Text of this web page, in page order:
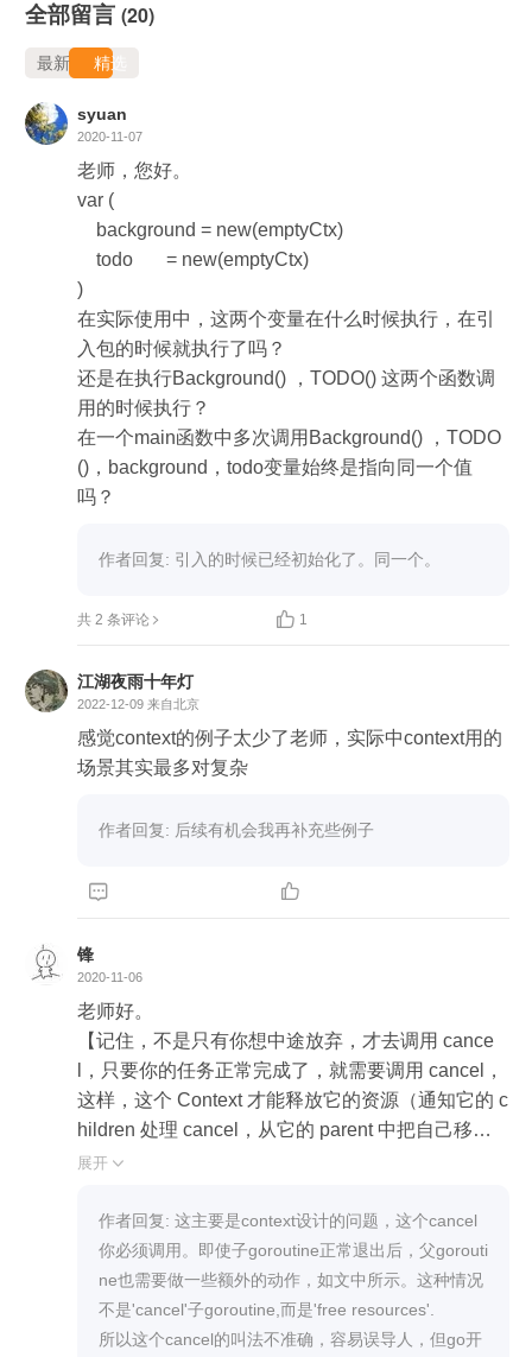
全部留言 (20)
最新 精选
syuan
2020-11-07
老师，您好。
var (
    background = new(emptyCtx)
    todo       = new(emptyCtx)
)
在实际使用中，这两个变量在什么时候执行，在引
入包的时候就执行了吗？
还是在执行Background() ，TODO() 这两个函数调
用的时候执行？
在一个main函数中多次调用Background() ，TODO
()，background，todo变量始终是指向同一个值
吗？
作者回复: 引入的时候已经初始化了。同一个。
共 2 条评论  1
江湖夜雨十年灯
2022-12-09 来自北京
感觉context的例子太少了老师，实际中context用的
场景其实最多对复杂
作者回复: 后续有机会我再补充些例子
 
锋
2020-11-06
老师好。
【记住，不是只有你想中途放弃，才去调用 cance
l，只要你的任务正常完成了，就需要调用 cancel，
这样，这个 Context 才能释放它的资源（通知它的 c
hildren 处理 cancel，从它的 parent 中把自己移
除，甚至释放相关的 goroutine】
解，正常父主动cancel基本都属于中断操作。但是
老师讲到要正常退出的时候来cancel一下，既然是
正常结束，那么父应该知道子结束了才去cancel，
那父子之间不是还要单独建立一个channel来进行通
讯？没有get到老师的点，麻烦老师能不能举个例子
展开 
作者回复: 这主要是context设计的问题，这个cancel
你必须调用。即使子goroutine正常退出后，父gorouti
ne也需要做一些额外的动作，如文中所示。这种情况
不是'cancel'子goroutine,而是'free resources'.
所以这个cancel的叫法不准确，容易误导人，但go开